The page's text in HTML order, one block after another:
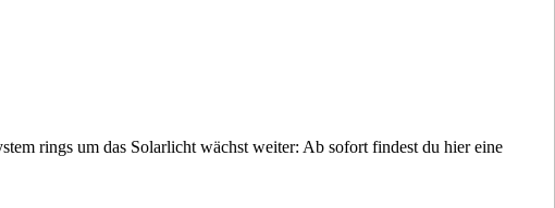
rings um das Solarlicht wächst weiter: Ab sofort findest du hier eine